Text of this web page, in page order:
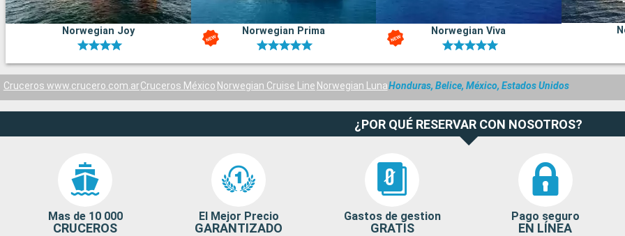
Norwegian Joy Norwegian Prima Norwegian Viva
Cruceros www.crucero.com.arCruceros México Norwegian Cruise Line Norwegian LunaHonduras, Belice, México, Estados Unidos
¿POR QUÉ RESERVAR CON NOSOTROS?
Mas de 10 000
CRUCEROS
El Mejor Precio
GARANTIZADO
Gastos de gestion
GRATIS
Pago seguro
EN LÍNEA